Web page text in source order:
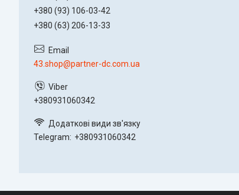
+380 (93) 106-03-42
+380 (63) 206-13-33
43.shop@partner-dc.com.ua
+380931060342
Telegram +380931060342